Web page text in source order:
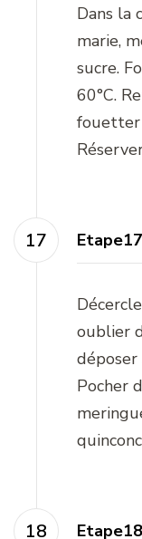
Dans la
marie,
sucre.
60°C.
fouetter
Etape17
oublier
Pocher
Etape18